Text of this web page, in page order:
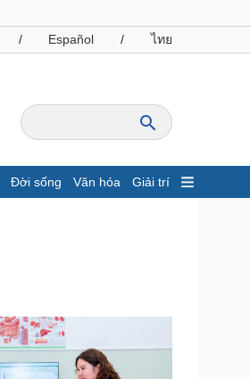
/ Español / ไทย
Đời sống Văn hóa Giải trí
Giá cà phê
Công nghệ